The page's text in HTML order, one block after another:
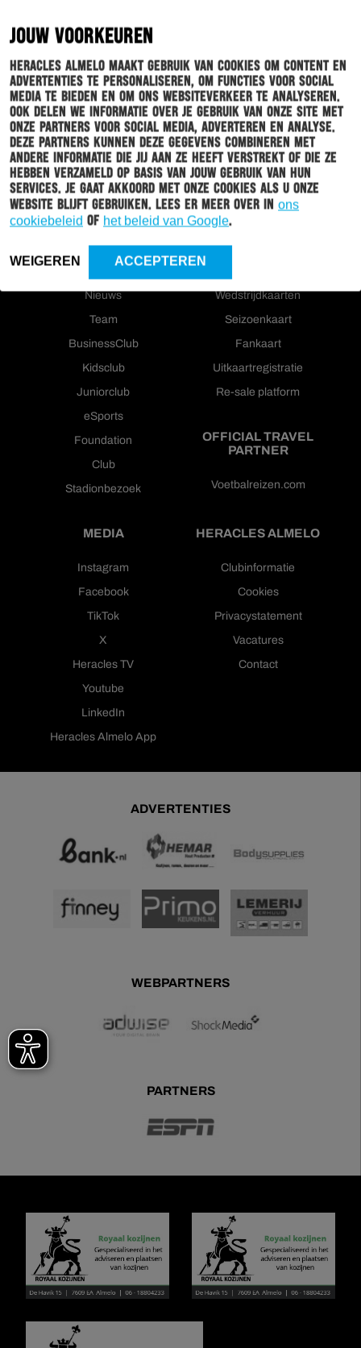
JOUW VOORKEUREN
Heracles Almelo maakt gebruik van cookies om content en
advertenties te personaliseren, om functies voor social
media te bieden en om ons websiteverkeer te analyseren.
Ook delen we informatie over je gebruik van onze site met
onze partners voor social media, adverteren en analyse.
Deze partners kunnen deze gegevens combineren met
andere informatie die jij aan ze heeft verstrekt of die ze
hebben verzameld op basis van jouw gebruik van hun
services. Je gaat akkoord met onze cookies als u onze
website blijft gebruiken. Lees er meer over in ons
cookiebeleid of het beleid van Google.
WEIGEREN ACCEPTEREN
nieuwsbrief van Heracles Almelo. Doordat je zelf aan
kan geven welk nieuws jij van ons wil ontvangen,
sturen wij alleen nieuws wat voor jou relevant is.
INSCHRIJVEN
HOOFDMENU
Nieuws
Team
BusinessClub
Kidsclub
Juniorclub
eSports
Foundation
Club
Stadionbezoek
Wedstrijdkaarten
Seizoenkaart
Fankaart
Uitkaartregistratie
Re-sale platform
OFFICIAL TRAVEL
PARTNER
Voetbalreizen.com
MEDIA
Instagram
Facebook
TikTok
X
Heracles TV
Youtube
LinkedIn
Heracles Almelo App
HERACLES ALMELO
Clubinformatie
Cookies
Privacystatement
Vacatures
Contact
ADVERTENTIES
WEBPARTNERS
PARTNERS